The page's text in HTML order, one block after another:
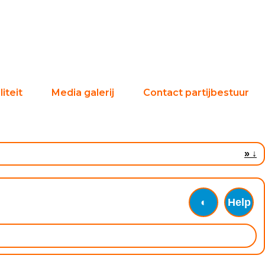
Media galerij Contact partijbestuur
» ↓
◐ Help